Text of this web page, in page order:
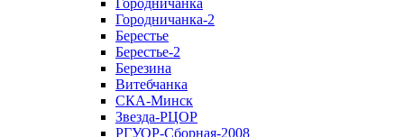
Городничанка
Городничанка-2
Берестье
Берестье-2
Березина
Витебчанка
СКА-Минск
Звезда-РЦОР
РГУОР-Сборная-2008